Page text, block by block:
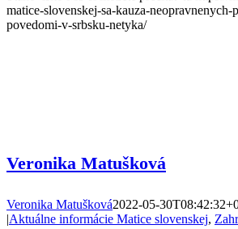
matice-slovenskej-sa-kauza-
povedomi-v-srbsku-netyka/
Veronika Matušková
Veronika Matušková2022-05-
|Aktuálne informácie Matice slovenskej,